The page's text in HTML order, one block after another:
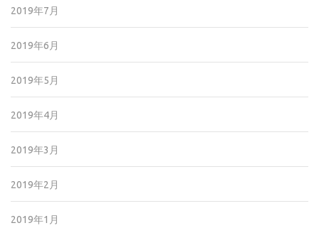
2019年7月
2019年6月
2019年5月
2019年4月
2019年3月
2019年2月
2019年1月